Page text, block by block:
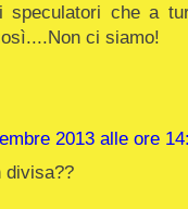
speculatori che a
ci siamo!
2013 alle ore
divisa??